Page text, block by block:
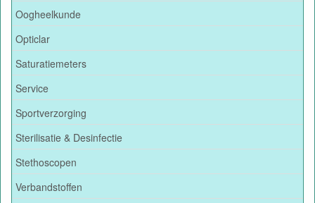
Oogheelkunde
Opticlar
Saturatiemeters
Service
Sportverzorging
Sterilisatie & Desinfectie
Stethoscopen
Verbandstoffen